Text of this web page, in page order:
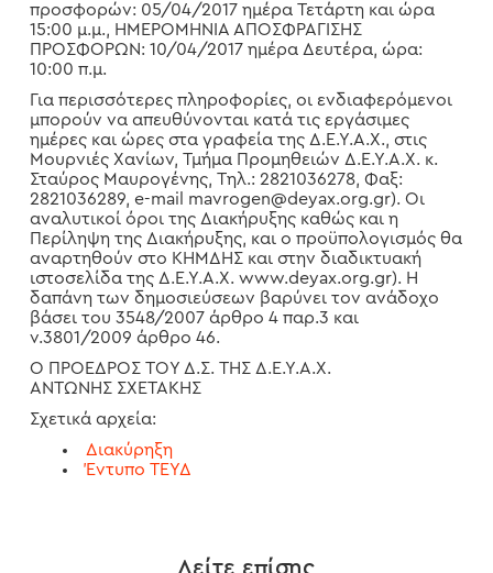
προσφορών: 05/04/2017 ημέρα Τετάρτη και ώρα
15:00 μ.μ., ΗΜΕΡΟΜΗΝΙΑ ΑΠΟΣΦΡΑΓΙΣΗΣ
ΠΡΟΣΦΟΡΩΝ: 10/04/2017 ημέρα Δευτέρα, ώρα:
10:00 π.μ.
Για περισσότερες πληροφορίες, οι ενδιαφερόμενοι
μπορούν να απευθύνονται κατά τις εργάσιμες
ημέρες και ώρες στα γραφεία της Δ.Ε.Υ.Α.Χ., στις
Μουρνιές Χανίων, Τμήμα Προμηθειών Δ.Ε.Υ.Α.Χ. κ.
Σταύρος Μαυρογένης, Τηλ.: 2821036278, Φαξ:
2821036289, e-mail mavrogen@deyax.org.gr). Οι
αναλυτικοί όροι της Διακήρυξης καθώς και η
Περίληψη της Διακήρυξης, και ο προϋπολογισμός θα
αναρτηθούν στο ΚΗΜΔΗΣ και στην διαδικτυακή
ιστοσελίδα της Δ.Ε.Υ.Α.Χ. www.deyax.org.gr). Η
δαπάνη των δημοσιεύσεων βαρύνει τον ανάδοχο
βάσει του 3548/2007 άρθρο 4 παρ.3 και
ν.3801/2009 άρθρο 46.
Ο ΠΡΟΕΔΡΟΣ ΤΟΥ Δ.Σ. ΤΗΣ Δ.Ε.Υ.Α.Χ.
ΑΝΤΩΝΗΣ ΣΧΕΤΑΚΗΣ
Σχετικά αρχεία:
Διακύρηξη
Έντυπο ΤΕΥΔ
Δείτε επίσης